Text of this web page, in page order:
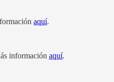
aquí.
información aquí.